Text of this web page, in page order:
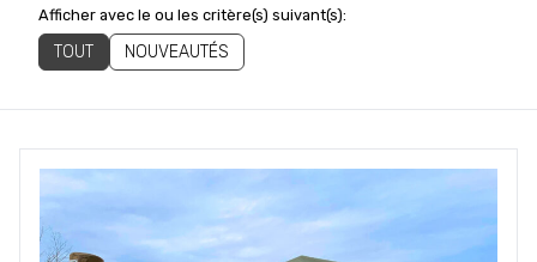
Afficher avec le ou les critère(s) suivant(s):
TOUT NOUVEAUTÉS